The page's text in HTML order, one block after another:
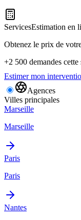
ServicesEstimation en
Obtenez le prix de
+2 500 demandes cette
Estimer mon
Agences
Villes principales
Marseille
Marseille
Paris
Paris
Nantes